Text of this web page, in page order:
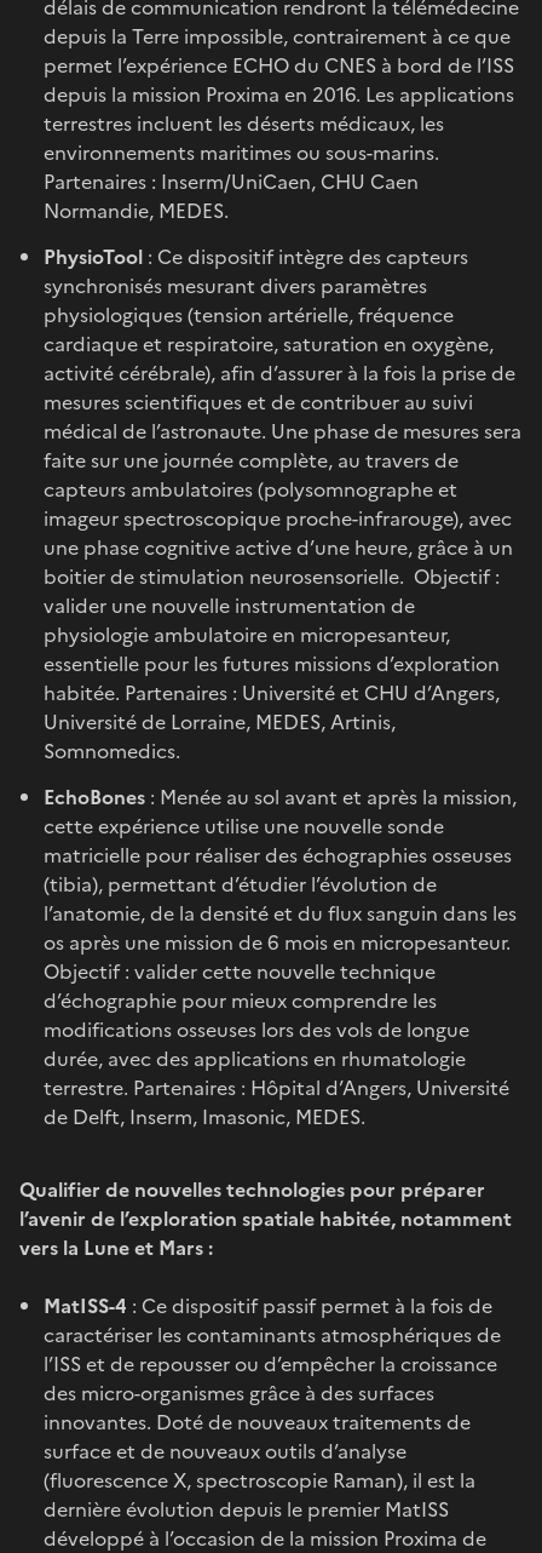
délais de communication rendront la télémédecine
depuis la Terre impossible, contrairement à ce que
permet l’expérience ECHO du CNES à bord de l’ISS
depuis la mission Proxima en 2016. Les applications
terrestres incluent les déserts médicaux, les
environnements maritimes ou sous-marins.
Partenaires : Inserm/UniCaen, CHU Caen
Normandie, MEDES.
PhysioTool : Ce dispositif intègre des capteurs
synchronisés mesurant divers paramètres
physiologiques (tension artérielle, fréquence
cardiaque et respiratoire, saturation en oxygène,
activité cérébrale), afin d’assurer à la fois la prise de
mesures scientifiques et de contribuer au suivi
médical de l’astronaute. Une phase de mesures sera
faite sur une journée complète, au travers de
capteurs ambulatoires (polysomnographe et
imageur spectroscopique proche-infrarouge), avec
une phase cognitive active d’une heure, grâce à un
boitier de stimulation neurosensorielle. Objectif :
valider une nouvelle instrumentation de
physiologie ambulatoire en micropesanteur,
essentielle pour les futures missions d’exploration
habitée. Partenaires : Université et CHU d’Angers,
Université de Lorraine, MEDES, Artinis,
Somnomedics.
EchoBones : Menée au sol avant et après la mission,
cette expérience utilise une nouvelle sonde
matricielle pour réaliser des échographies osseuses
(tibia), permettant d’étudier l’évolution de
l’anatomie, de la densité et du flux sanguin dans les
os après une mission de 6 mois en micropesanteur.
Objectif : valider cette nouvelle technique
d’échographie pour mieux comprendre les
modifications osseuses lors des vols de longue
durée, avec des applications en rhumatologie
terrestre. Partenaires : Hôpital d’Angers, Université
de Delft, Inserm, Imasonic, MEDES.
Qualifier de nouvelles technologies pour préparer
l’avenir de l’exploration spatiale habitée, notamment
vers la Lune et Mars :
MatISS-4 : Ce dispositif passif permet à la fois de
caractériser les contaminants atmosphériques de
l’ISS et de repousser ou d’empêcher la croissance
des micro-organismes grâce à des surfaces
innovantes. Doté de nouveaux traitements de
surface et de nouveaux outils d’analyse
(fluorescence X, spectroscopie Raman), il est la
dernière évolution depuis le premier MatISS
développé à l’occasion de la mission Proxima de